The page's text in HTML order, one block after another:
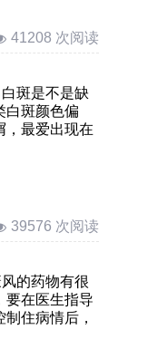
41208 次阅读
斑是不是缺
白斑颜色偏
，最爱出现在
39576 次阅读
的药物有很
要在医生指导
住病情后，